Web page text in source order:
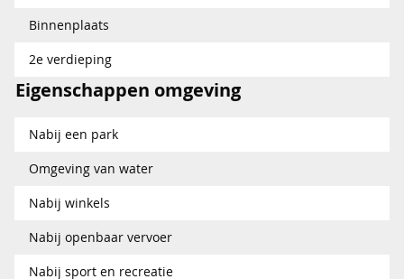
Binnenplaats
2e verdieping
Eigenschappen omgeving
Nabij een park
Omgeving van water
Nabij winkels
Nabij openbaar vervoer
Nabij sport en recreatie